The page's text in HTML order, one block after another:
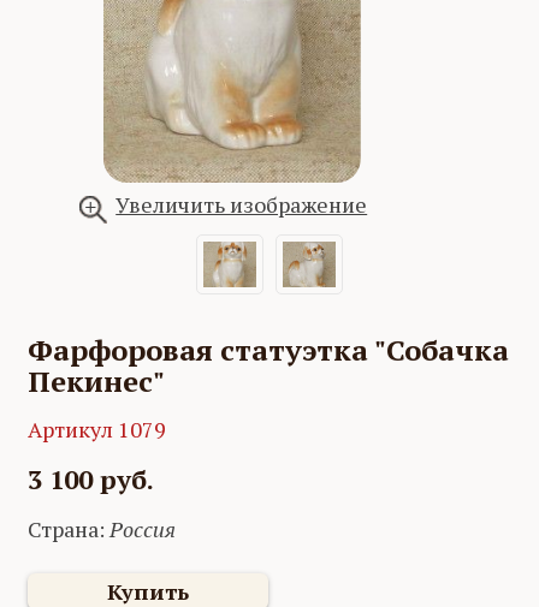
Увеличить изображение
Фарфоровая статуэтка "Собачка
Пекинес"
Артикул 1079
3 100 руб.
Страна:Россия
Купить